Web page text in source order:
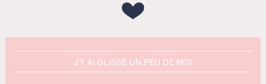
J'Y AI GLISSÉ UN PEU DE MOI